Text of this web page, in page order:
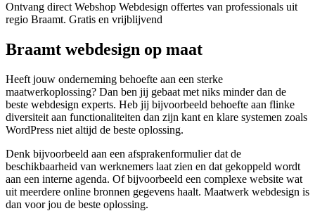
Ontvang direct Webshop Webdesign offertes van professionals uit
regio Braamt. Gratis en vrijblijvend
Braamt webdesign op maat
Heeft jouw onderneming behoefte aan een sterke
maatwerkoplossing? Dan ben jij gebaat met niks minder dan de
beste webdesign experts. Heb jij bijvoorbeeld behoefte aan flinke
diversiteit aan functionaliteiten dan zijn kant en klare systemen zoals
WordPress niet altijd de beste oplossing.
Denk bijvoorbeeld aan een afsprakenformulier dat de
beschikbaarheid van werknemers laat zien en dat gekoppeld wordt
aan een interne agenda. Of bijvoorbeeld een complexe website wat
uit meerdere online bronnen gegevens haalt. Maatwerk webdesign is
dan voor jou de beste oplossing.